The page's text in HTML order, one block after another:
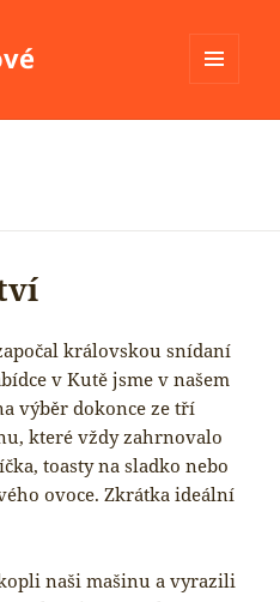
královskou snídaní
v Kutě jsme v našem
výběr dokonce ze tří
které vždy zahrnovalo
toasty na sladko nebo
ovoce. Zkrátka ideální
naši mašinu a vyrazili